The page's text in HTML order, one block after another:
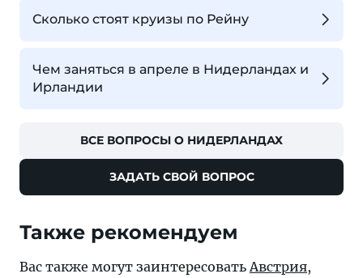
Сколько стоят круизы по Рейну
Чем заняться в апреле в Нидерландах и
Ирландии
ВСЕ ВОПРОСЫ О НИДЕРЛАНДАХ
ЗАДАТЬ СВОЙ ВОПРОС
Также рекомендуем
Вас также могут заинтересоватьАвстрия,